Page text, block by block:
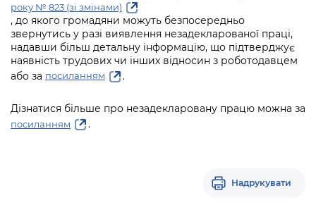
року № 823 (зі змінами)
, до якого громадяни можуть безпосередньо
звернутись у разі виявлення незадекларованої праці,
надавши більш детальну інформацію, що підтверджує
наявність трудових чи інших відносин з роботодавцем
або за посиланням .
Дізнатися більше про незадекларовану працю можна за
посиланням .
Надрукувати